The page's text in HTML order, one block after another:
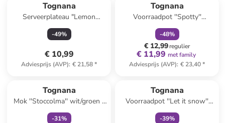
Tognana
Serveerplateau "Lemon
Garden" geel - (L)21 x (B)16
cm
-49%
€ 10,99
Adviesprijs (AVP): € 21,58*
Tognana
Voorraadpot ''Spotty''
wit/rood - 650 ml
-48%
€ 12,99regulier
€ 11,99 met family
Adviesprijs (AVP): € 23,40*
Tognana
Mok ''Stoccolma'' wit/groen -
520 ml
-31%
Tognana
Voorraadpot ''Let it snow''
wit/rood - 370 ml
-39%